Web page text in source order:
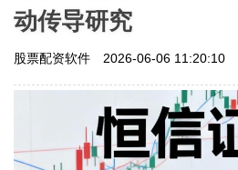
动传导研究
股票配资软件 2026-06-06 11:20:10